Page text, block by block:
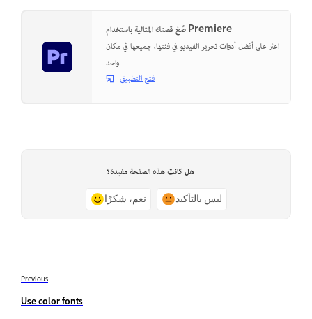
صُغ قصتك المثالية باستخدام Premiere
اعثر على أفضل أدوات تحرير الفيديو في فئتها، جميعها في مكان
واحد.
فتح التطبيق
هل كانت هذه الصفحة مفيدة؟
نعم، شكرًا ليس بالتأكيد
Previous
Use color fonts